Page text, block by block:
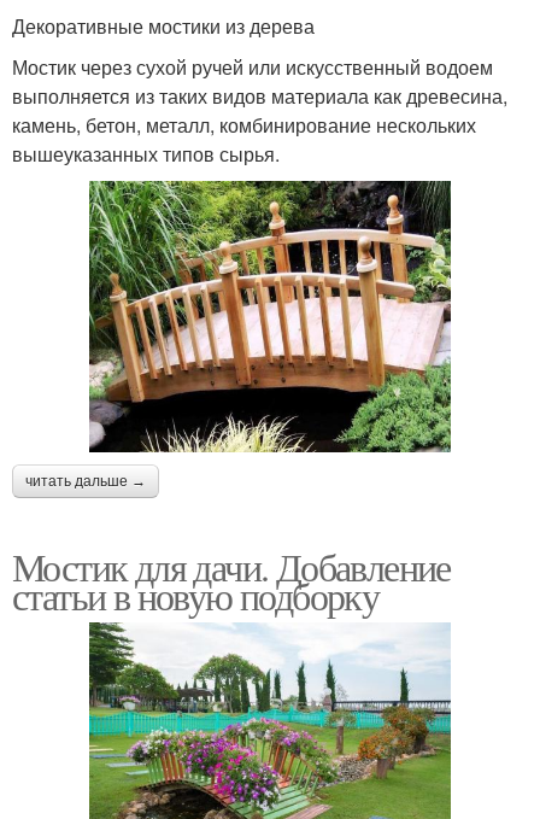
Декоративные мостики из дерева
Мостик через сухой ручей или искусственный водоем
выполняется из таких видов материала как древесина,
камень, бетон, металл, комбинирование нескольких
вышеуказанных типов сырья.
читать дальше →
Мостик для дачи. Добавление
статьи в новую подборку